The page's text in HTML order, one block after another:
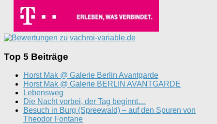
Top 5 Beiträge
Horst Mak @ Galerie Berlin Avantgarde
Horst Mak @ Galerie BERLIN AVANTGARDE
Lebensweg
Die Nacht vorbei, der Tag beginnt....
Besuch in Burg (Spreewald) – auf den Spuren von
Theodor Fontane